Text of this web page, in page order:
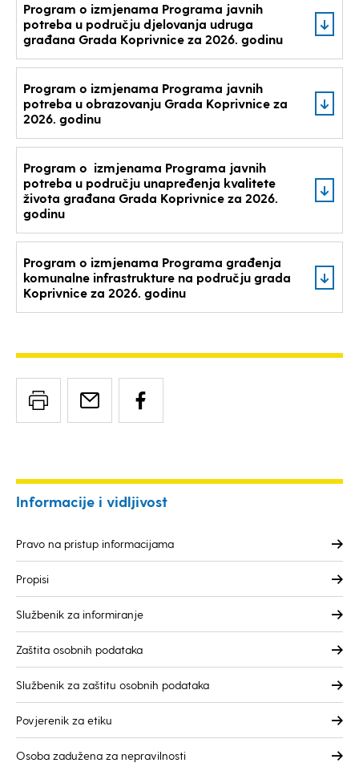
Informacije i vidljivost
Pravo na pristup informacijama
Propisi
Službenik za informiranje
Zaštita osobnih podataka
Službenik za zaštitu osobnih podataka
Povjerenik za etiku
Osoba zadužena za nepravilnosti
Program o izmjenama Programa javnih
potreba u području djelovanja udruga
građana Grada Koprivnice za 2026. godinu
Program o izmjenama Programa javnih
potreba u obrazovanju Grada Koprivnice za
2026. godinu
Program o izmjenama Programa javnih
potreba u području unapređenja kvalitete
života građana Grada Koprivnice za 2026.
godinu
Program o izmjenama Programa građenja
komunalne infrastrukture na području grada
Koprivnice za 2026. godinu